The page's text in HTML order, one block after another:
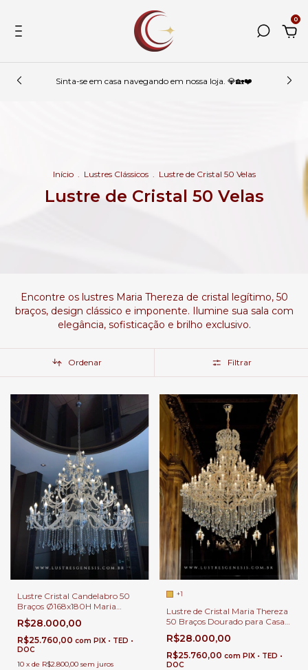
0
Sinta-se em casa navegando em nossa loja. 💎🏡❤️
Início . Lustres Clássicos . Lustre de Cristal 50 Velas
Lustre de Cristal 50 Velas
Encontre os lustres Maria Thereza de cristal legítimo, 50
braços, design clássico e imponente. Ilumine sua sala com
elegância, sofisticação e brilho exclusivo.
Ordenar Filtrar
Lustre Cristal Candelabro 50
Braços Ø168x180H Maria
Thereza | Cristais
Transparentes | Casas Pé
Direito Duplo
R$28.000,00
R$25.760,00 com PIX • TED •
DOC
10 x de R$2.800,00 sem juros
+1
Lustre de Cristal Maria Thereza
50 Braços Dourado para Casas
com Pé Direito Duplo e Buffet
R$28.000,00
R$25.760,00 com PIX • TED •
DOC